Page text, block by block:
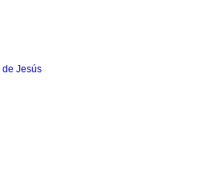
de Jesús